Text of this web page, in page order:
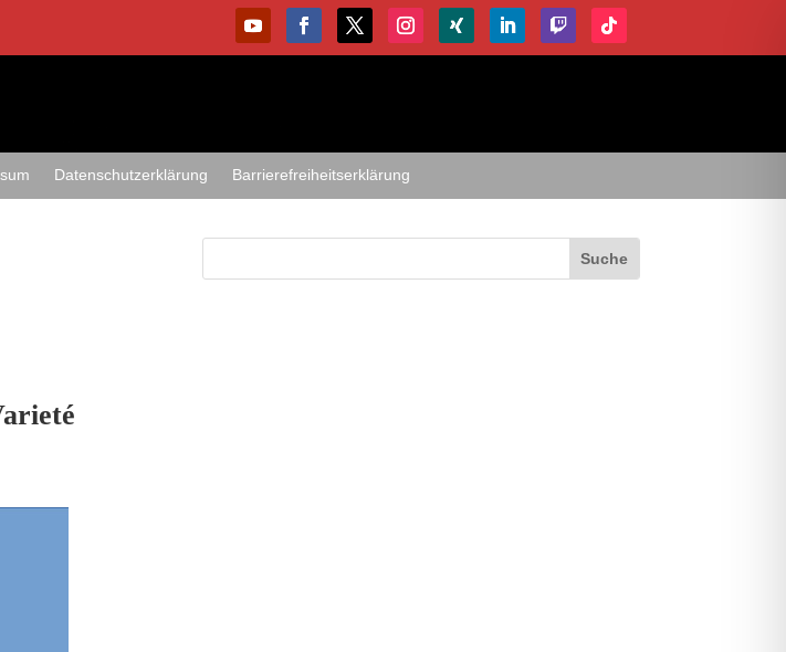
Datenschutzerklärung Barrierefreiheitserklärung